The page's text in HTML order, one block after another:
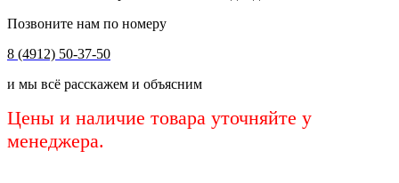
Позвоните нам по номеру
8 (4912) 50-37-50
и мы всё расскажем и объясним
Цены и наличие товара уточняйте у
менеджера.